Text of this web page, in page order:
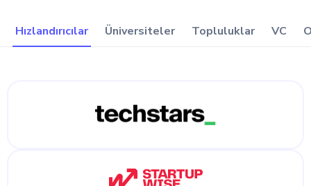
Hızlandırıcılar Üniversiteler Topluluklar VC